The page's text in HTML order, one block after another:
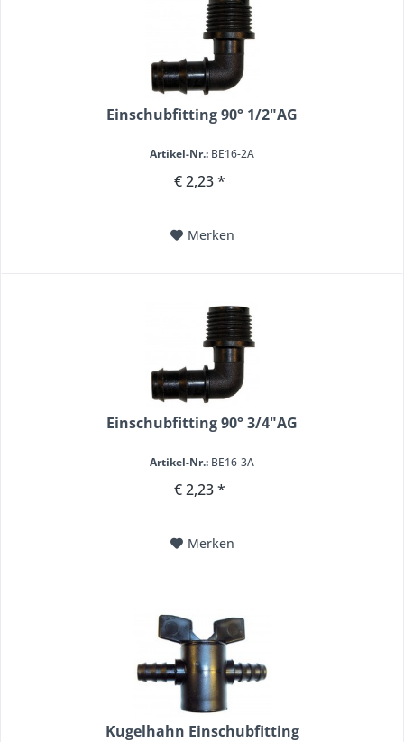
Einschubfitting 90° 1/2"AG
Artikel-Nr.: BE16-2A
€ 2,23 *
Merken
Einschubfitting 90° 3/4"AG
Artikel-Nr.: BE16-3A
€ 2,23 *
Merken
Kugelhahn Einschubfitting